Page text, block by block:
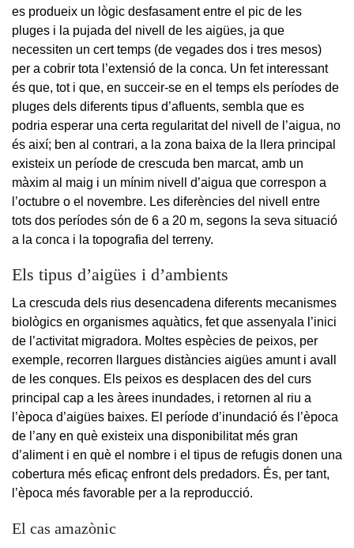
es produeix un lògic desfasament entre el pic de les
pluges i la pujada del nivell de les aigües, ja que
necessiten un cert temps (de vegades dos i tres mesos)
per a cobrir tota l’extensió de la conca. Un fet interessant
és que, tot i que, en succeir-se en el temps els períodes de
pluges dels diferents tipus d’afluents, sembla que es
podria esperar una certa regularitat del nivell de l’aigua, no
és així; ben al contrari, a la zona baixa de la llera principal
existeix un període de crescuda ben marcat, amb un
màxim al maig i un mínim nivell d’aigua que correspon a
l’octubre o el novembre. Les diferències del nivell entre
tots dos períodes són de 6 a 20 m, segons la seva situació
a la conca i la topografia del terreny.
Els tipus d’aigües i d’ambients
La crescuda dels rius desencadena diferents mecanismes
biològics en organismes aquàtics, fet que assenyala l’inici
de l’activitat migradora. Moltes espècies de peixos, per
exemple, recorren llargues distàncies aigües amunt i avall
de les conques. Els peixos es desplacen des del curs
principal cap a les àrees inundades, i retornen al riu a
l’època d’aigües baixes. El període d’inundació és l’època
de l’any en què existeix una disponibilitat més gran
d’aliment i en què el nombre i el tipus de refugis donen una
cobertura més eficaç enfront dels predadors. És, per tant,
l’època més favorable per a la reproducció.
El cas amazònic